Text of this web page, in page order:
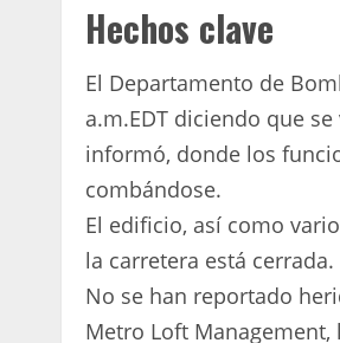
Hechos clave
El Departamento de
a.m.EDT diciendo que
informó, donde los
combándose.
El edificio, así como
la carretera está cerrada.
No se han reportado
Metro Loft